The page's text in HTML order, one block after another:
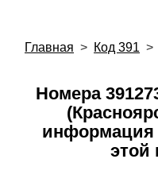
Главная > Код 391 >
Номера
информация
этой